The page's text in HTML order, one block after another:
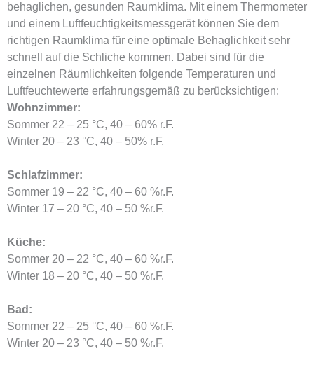
behaglichen, gesunden Raumklima. Mit einem Thermometer
und einem Luftfeuchtigkeitsmessgerät können Sie dem
richtigen Raumklima für eine optimale Behaglichkeit sehr
schnell auf die Schliche kommen. Dabei sind für die
einzelnen Räumlichkeiten folgende Temperaturen und
Luftfeuchtewerte erfahrungsgemäß zu berücksichtigen:
Wohnzimmer:
Sommer 22 – 25 °C, 40 – 60% r.F.
Winter 20 – 23 °C, 40 – 50% r.F.
Schlafzimmer:
Sommer 19 – 22 °C, 40 – 60 %r.F.
Winter 17 – 20 °C, 40 – 50 %r.F.
Küche:
Sommer 20 – 22 °C, 40 – 60 %r.F.
Winter 18 – 20 °C, 40 – 50 %r.F.
Bad:
Sommer 22 – 25 °C, 40 – 60 %r.F.
Winter 20 – 23 °C, 40 – 50 %r.F.